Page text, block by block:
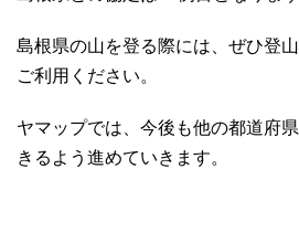
島根県の山を登る際には、ぜひ登
ご利用ください。
ヤマップでは、今後も他の都道府
きるよう進めていきます。